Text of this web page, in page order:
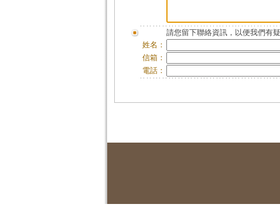
請您留下聯絡資訊，以便我們有
姓名：
信箱：
電話：